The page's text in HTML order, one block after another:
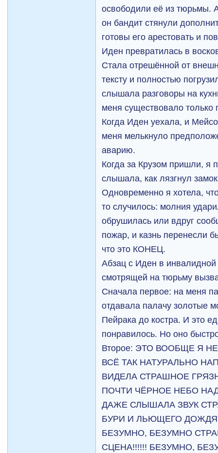
освободили её из тюрьмы.
он бандит стянули
готовы его арестовать и
Иден превратилась в
Стала отрешённой от
тексту и полностью
слышала разговоры на
меня существовало
Когда Иден уехала, и
меня мелькнуло
аварию.
Когда за Крузом пришли, я
слышала, как лязгнул
Одновременно я хотела,
то случилось: молния
обрушилась или вдруг
пожар, и казнь перенесли
что это КОНЕЦ.
Абзац с Иден в
смотрящей на тюрьму
Сначала первое: на меня
отдавала палачу золотые
Пейрака до костра. И это
понравилось. Но оно
Второе: ЭТО ВООБЩЕ Я
ВСЁ ТАК НАТУРАЛЬНО
ВИДЕЛА СТРАШНОЕ
ПОЧТИ ЧЁРНОЕ НЕБО
ДАЖЕ СЛЫШАЛА ЗВУК
БУРИ И ЛЬЮЩЕГО ДОЖДЯ!!
БЕЗУМНО, БЕЗУМНО
СЦЕНА!!!!!! БЕЗУМНО,